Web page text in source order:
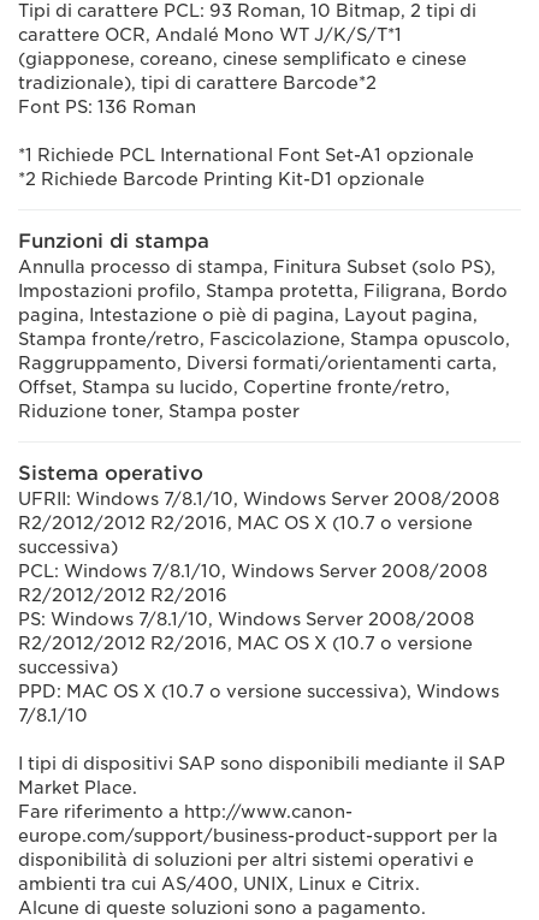
Tipi di carattere PCL: 93 Roman, 10 Bitmap, 2 tipi di
carattere OCR, Andalé Mono WT J/K/S/T*1
(giapponese, coreano, cinese semplificato e cinese
tradizionale), tipi di carattere Barcode*2
Font PS: 136 Roman
*1 Richiede PCL International Font Set-A1 opzionale
*2 Richiede Barcode Printing Kit-D1 opzionale
Funzioni di stampa
Annulla processo di stampa, Finitura Subset (solo PS),
Impostazioni profilo, Stampa protetta, Filigrana, Bordo
pagina, Intestazione o piè di pagina, Layout pagina,
Stampa fronte/retro, Fascicolazione, Stampa opuscolo,
Raggruppamento, Diversi formati/orientamenti carta,
Offset, Stampa su lucido, Copertine fronte/retro,
Riduzione toner, Stampa poster
Sistema operativo
UFRII: Windows 7/8.1/10, Windows Server 2008/2008
R2/2012/2012 R2/2016, MAC OS X (10.7 o versione
successiva)
PCL: Windows 7/8.1/10, Windows Server 2008/2008
R2/2012/2012 R2/2016
PS: Windows 7/8.1/10, Windows Server 2008/2008
R2/2012/2012 R2/2016, MAC OS X (10.7 o versione
successiva)
PPD: MAC OS X (10.7 o versione successiva), Windows
7/8.1/10
I tipi di dispositivi SAP sono disponibili mediante il SAP
Market Place.
Fare riferimento a http://www.canon-
europe.com/support/business-product-support per la
disponibilità di soluzioni per altri sistemi operativi e
ambienti tra cui AS/400, UNIX, Linux e Citrix.
Alcune di queste soluzioni sono a pagamento.